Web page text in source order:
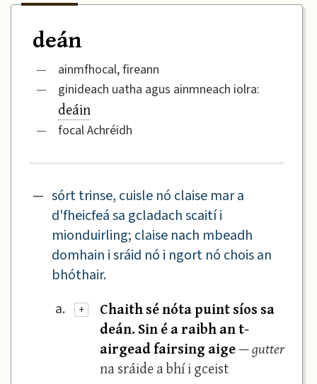
deán
—
ainmfhocal, fireann
—
ginideach uatha agus ainmneach iolra:
deáin
— focal Achréidh
— sórt trinse, cuisle nó claise mar a
d'fheicfeá sa gcladach scaití i
mionduirling; claise nach mbeadh
domhain i sráid nó i ngort nó chois an
bhóthair.
a.
+
Chaith sé nóta puint síos sa
deán. Sin é a raibh an t-
airgead fairsing aige—gutter
na sráide a bhí i gceist